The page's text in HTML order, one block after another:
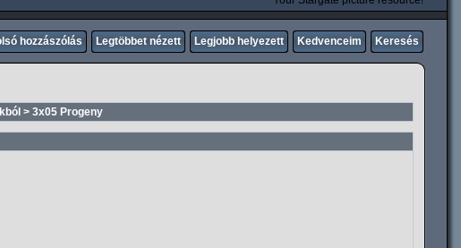
hozzászólás Legtöbbet nézett Legjobb helyezett Kedvenceim Keresés
> 3x05 Progeny